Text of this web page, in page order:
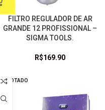
FILTRO REGULADOR DE AR
GRANDE 12 PROFISSIONAL –
SIGMA TOOLS.
R$169.90
ESGOTADO